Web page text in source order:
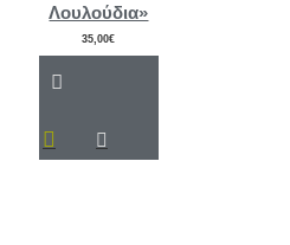
Λουλούδια»
35,00€